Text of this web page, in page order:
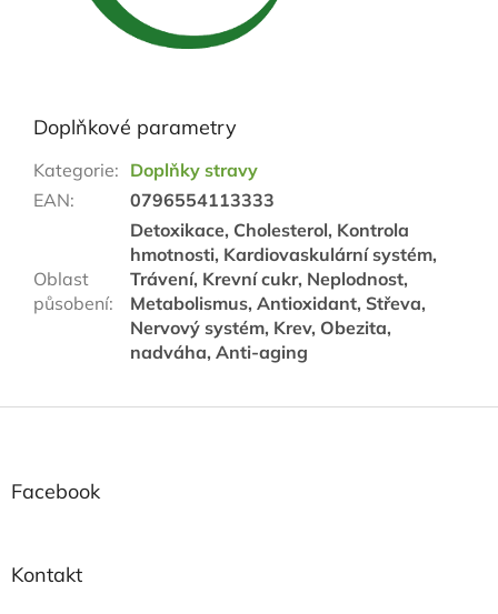
Doplňkové parametry
Kategorie: Doplňky stravy
EAN: 0796554113333
Oblast
působení:
Detoxikace, Cholesterol, Kontrola
hmotnosti, Kardiovaskulární systém,
Trávení, Krevní cukr, Neplodnost,
Metabolismus, Antioxidant, Střeva,
Nervový systém, Krev, Obezita,
nadváha, Anti-aging
Facebook
Kontakt